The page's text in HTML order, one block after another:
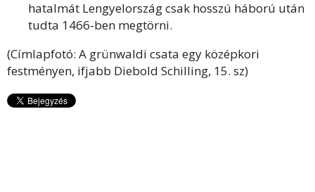
hatalmát Lengyelország csak hosszú háború után
tudta 1466-ben megtörni.
(Címlapfotó: A grünwaldi csata egy középkori
festményen, ifjabb Diebold Schilling, 15. sz)